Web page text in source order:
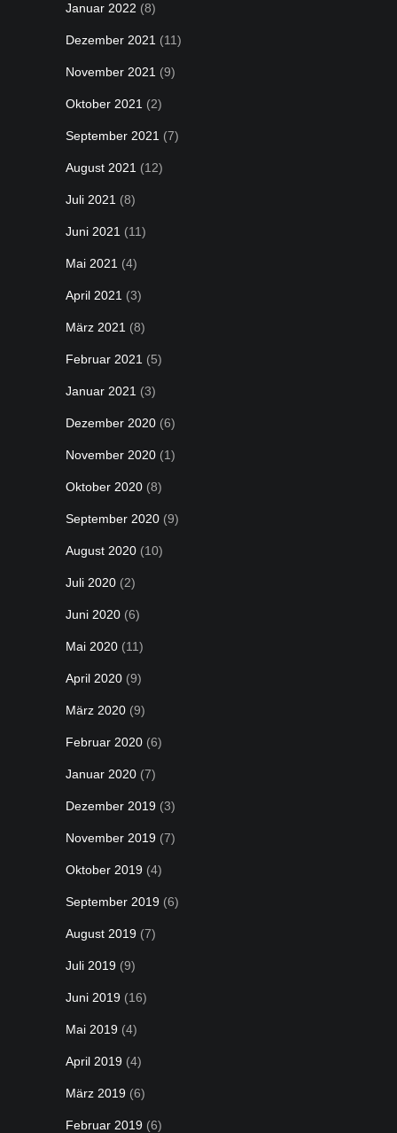
Januar 2022 (8)
Dezember 2021 (11)
November 2021 (9)
Oktober 2021 (2)
September 2021 (7)
August 2021 (12)
Juli 2021 (8)
Juni 2021 (11)
Mai 2021 (4)
April 2021 (3)
März 2021 (8)
Februar 2021 (5)
Januar 2021 (3)
Dezember 2020 (6)
November 2020 (1)
Oktober 2020 (8)
September 2020 (9)
August 2020 (10)
Juli 2020 (2)
Juni 2020 (6)
Mai 2020 (11)
April 2020 (9)
März 2020 (9)
Februar 2020 (6)
Januar 2020 (7)
Dezember 2019 (3)
November 2019 (7)
Oktober 2019 (4)
September 2019 (6)
August 2019 (7)
Juli 2019 (9)
Juni 2019 (16)
Mai 2019 (4)
April 2019 (4)
März 2019 (6)
Februar 2019 (6)